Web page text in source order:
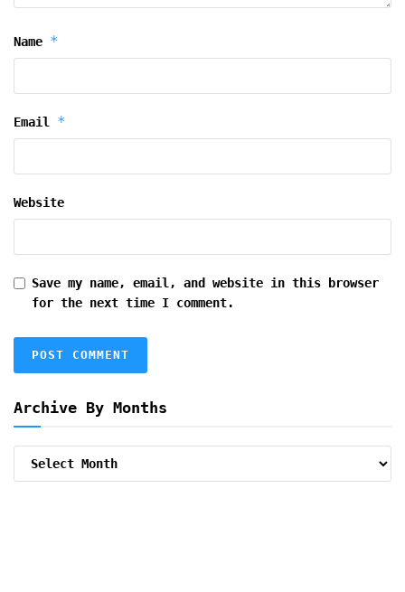
Name *
Email *
Website
Save my name, email, and website in this browser
for the next time I comment.
Archive By Months
Archive